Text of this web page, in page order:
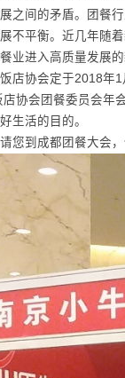
之间的矛盾。团餐
不平衡。近几年随
业进入高质量发展的
店协会定于2018年
协会团餐委员会年
生活的目的。
您到成都团餐大会